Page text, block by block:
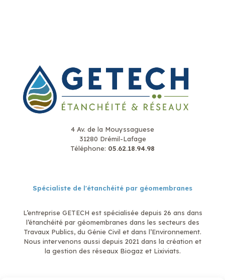
4 Av. de la Mouyssaguese
31280 Drémil-Lafage
Téléphone: 05.62.18.94.98
Spécialiste de l'étanchéité par géomembranes
L’entreprise GETECH est spécialisée depuis 26 ans dans
l’étanchéité par géomembranes dans les secteurs des
Travaux Publics, du Génie Civil et dans l’Environnement.
Nous intervenons aussi depuis 2021 dans la création et
la gestion des réseaux Biogaz et Lixiviats.